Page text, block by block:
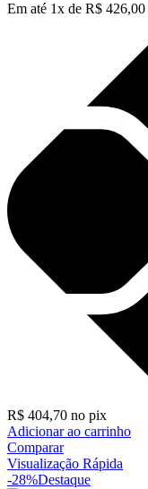
Em até 1x de R$ 426,00
R$ 404,70 no pix
Adicionar ao carrinho
Comparar
Visualização Rápida
-28%Destaque